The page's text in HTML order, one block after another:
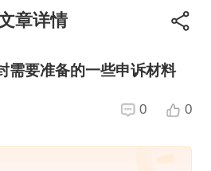
章详情
需要准备的一些申诉材料
0 0